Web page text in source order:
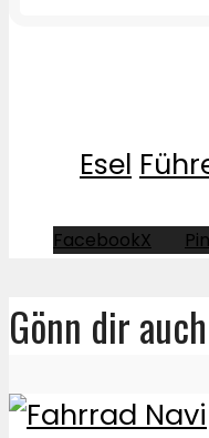
Esel
FacebookX
Gönn dir auch